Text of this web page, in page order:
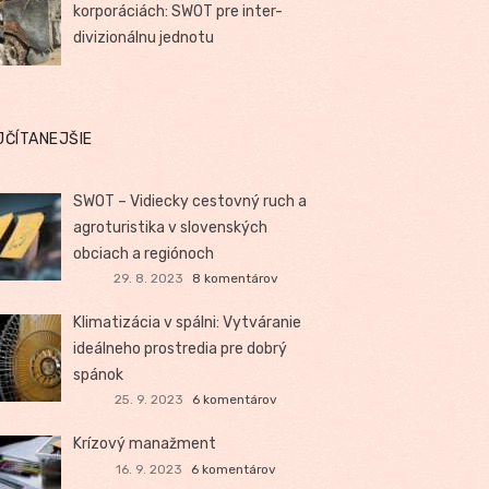
korporáciách: SWOT pre inter-
divizionálnu jednotu
SWOT – Vidiecky cestovný ruch a
agroturistika v slovenských
obciach a regiónoch
29. 8. 2023 8 komentárov
Klimatizácia v spálni: Vytváranie
ideálneho prostredia pre dobrý
spánok
25. 9. 2023 6 komentárov
Krízový manažment
16. 9. 2023 6 komentárov